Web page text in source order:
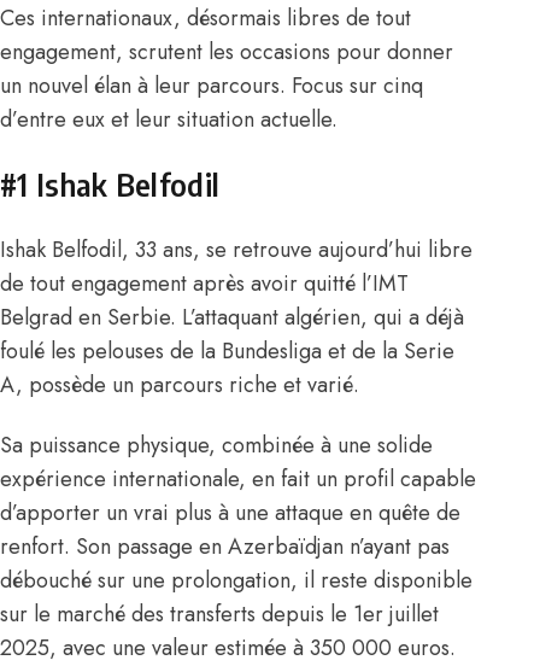
Ces internationaux, désormais libres de tout
engagement, scrutent les occasions pour donner
un nouvel élan à leur parcours. Focus sur cinq
d’entre eux et leur situation actuelle.
#1 Ishak Belfodil
Ishak Belfodil, 33 ans, se retrouve aujourd’hui libre
de tout engagement après avoir quitté l’IMT
Belgrad en Serbie. L’attaquant algérien, qui a déjà
foulé les pelouses de la Bundesliga et de la Serie
A, possède un parcours riche et varié.
Sa puissance physique, combinée à une solide
expérience internationale, en fait un profil capable
d’apporter un vrai plus à une attaque en quête de
renfort. Son passage en Azerbaïdjan n’ayant pas
débouché sur une prolongation, il reste disponible
sur le marché des transferts depuis le 1er juillet
2025, avec une valeur estimée à 350 000 euros.